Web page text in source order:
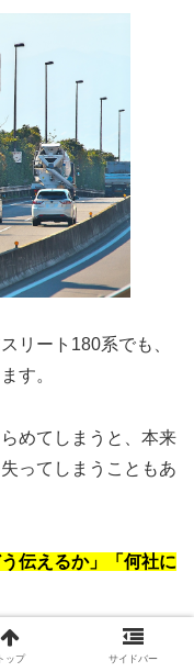
リート180系でも、
す。
めてしまうと、本来
ってしまうこともあ
伝えるか」「何社に
が故障していても走
トップ サイドバー